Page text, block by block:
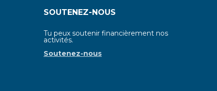
SOUTENEZ-NOUS
Tu peux soutenir financièrement nos
activités.
Soutenez-nous